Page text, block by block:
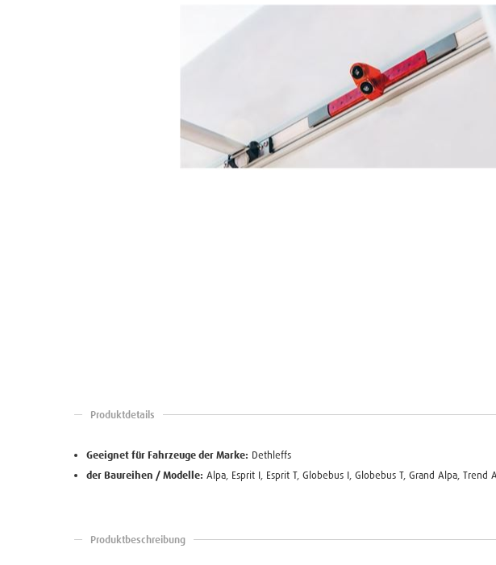
Produktdetails
Geeignet für Fahrzeuge der Marke: Dethleffs
der Baureihen / Modelle: Alpa, Esprit I, Esprit T, Globebus I, Globebus T, Grand Alpa, Trend
Produktbeschreibung